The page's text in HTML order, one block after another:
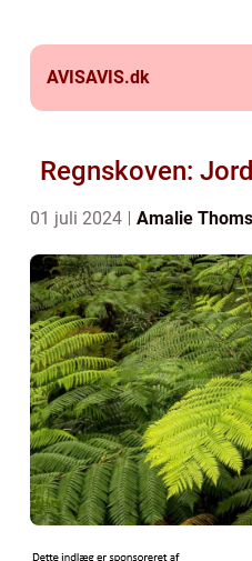
AVISAVIS.dk
Regnskoven:
01 juli 2024 Amalie